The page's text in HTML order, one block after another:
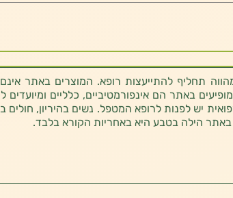
תחליף להתייעצות רופא. המוצרים באתר
באתר הם אינפורמטיביים, כלליים ומיועדים
יש לפנות לרופא המטפל. נשים בהיריון, חולים
הילה בטבע היא באחריות הקורא בלבד.